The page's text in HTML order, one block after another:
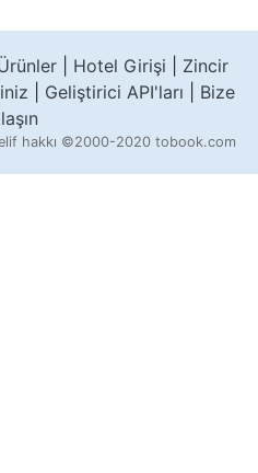
Hotel Girişi
Zincir
Geliştirici API'ları
Bize
hakkı ©2000-2020 tobook.com